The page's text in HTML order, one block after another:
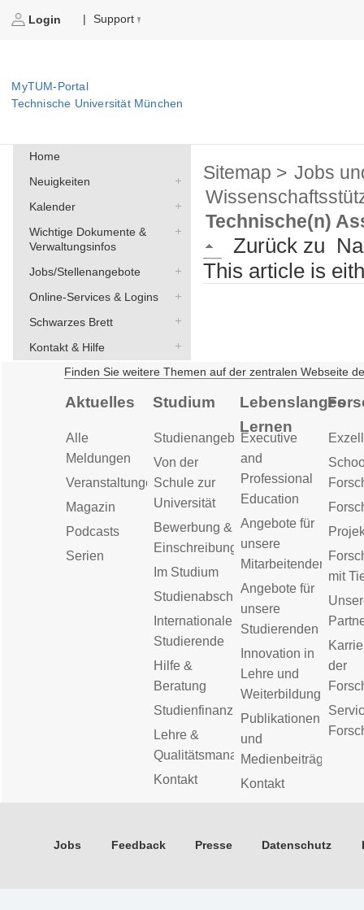
Login | Support
MyTUM-Portal
Technische Universität München
Home
Neuigkeiten
Kalender
Wichtige Dokumente &
Verwaltungsinfos
Jobs/Stellenangebote
Online-Services & Logins
Schwarzes Brett
Kontakt & Hilfe
Sitemap > Jobs
Technische(n)
Zurück zu
This article is
Finden Sie weitere Themen auf der zentralen Webseite
Aktuelles
Alle
Meldungen
Veranstaltungen
Magazin
Podcasts
Serien
Studium
Studienangebot
Von der
Schule zur
Universität
Bewerbung &
Einschreibung
Im Studium
Studienabschluss
Internationale
Studierende
Hilfe &
Beratung
Studienfinanzierung
Lehre &
Qualitätsmanagement
Kontakt
Lebenslanges
Lernen
Executive
and
Professional
Education
Angebote für
unsere
Mitarbeitenden
Angebote für
unsere
Studierenden
Innovation in
Lehre und
Weiterbildung
Publikationen
und
Medienbeiträge
Kontakt
mit
der
Jobs Feedback Presse Datenschutz